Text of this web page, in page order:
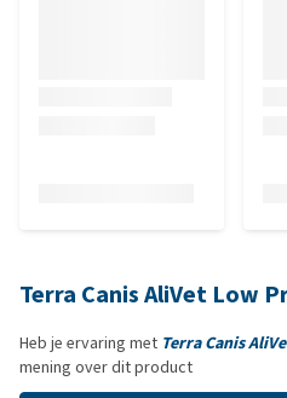
Terra Canis AliVet Low
Heb je ervaring met Terra Canis
mening over dit product